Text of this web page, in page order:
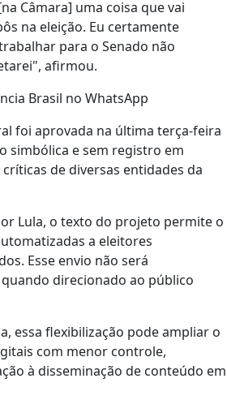
Câmara] uma coisa que vai
na eleição. Eu certamente
para o Senado não
afirmou.
Brasil no WhatsApp
foi aprovada na última terça-feira
simbólica e sem registro em
de diversas entidades da
Lula, o texto do projeto permite o
a eleitores
Esse envio não será
direcionado ao público
essa flexibilização pode ampliar o
com menor controle,
à disseminação de conteúdo em